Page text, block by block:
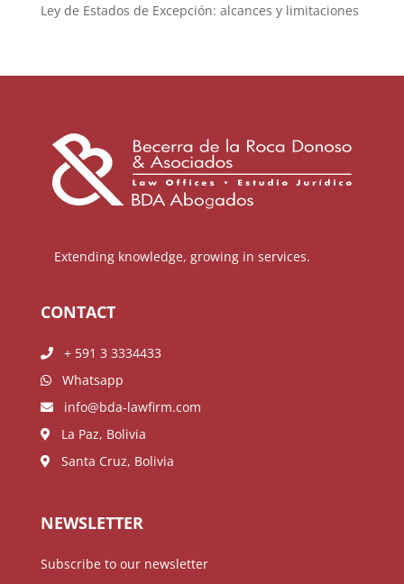
Ley de Estados de Excepción: alcances y limitaciones
Extending knowledge, growing in services.
CONTACT
+ 591 3 3334433
Whatsapp
info@bda-lawfirm.com
La Paz, Bolivia
Santa Cruz, Bolivia
NEWSLETTER
Subscribe to our newsletter